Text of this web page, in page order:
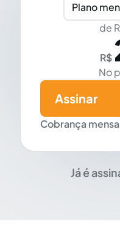
Plano
de
R$
No
Cobrança
Assinar
Já é